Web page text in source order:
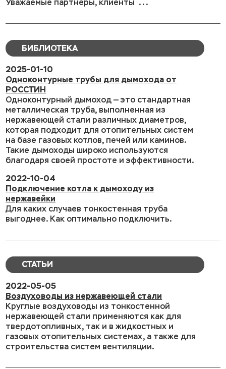
Уважаемые партнеры, клиенты ...
БИБЛИОТЕКА
2025-01-10
Одноконтурные трубы для дымохода от
РОССТИН
Одноконтурный дымоход — это стандартная
металлическая труба, выполненная из
нержавеющей стали различных диаметров,
которая подходит для отопительных систем
на базе газовых котлов, печей или каминов.
Такие дымоходы широко используются
благодаря своей простоте и эффективности.
2022-10-04
Подключение котла к дымоходу из
нержавейки
Для каких случаев тонкостенная труба
выгоднее. Как оптимально подключить.
СТАТЬИ
2022-05-05
Воздуховоды из нержавеющей стали
Круглые воздуховоды из тонкостенной
нержавеющей стали применяются как для
твердотопливных, так и в жидкостных и
газовых отопительных системах, а также для
строительства систем вентиляции.